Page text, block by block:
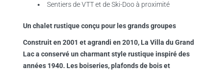
Sentiers de VTT et de Ski-Doo à proximité
Un chalet rustique conçu pour les grands groupes
Construit en 2001 et agrandi en 2010, La Villa du Grand
Lac a conservé un charmant style rustique inspiré des
années 1940. Les boiseries, plafonds de bois et